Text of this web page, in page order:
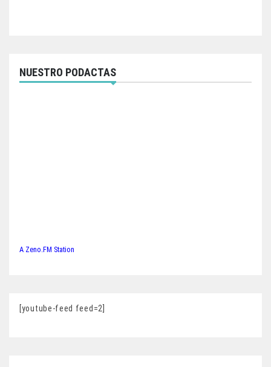
NUESTRO PODACTAS
A Zeno.FM Station
[youtube-feed feed=2]